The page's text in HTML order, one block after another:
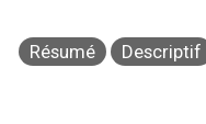
Résumé Descriptif